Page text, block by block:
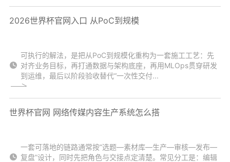
2026世界杯官网入口 从PoC到规模
可执行的解法，是把从PoC到规模化重构为一套施工工艺：先
对齐业务目标，再打通数据与架构底座，再用MLOps贯穿研发
到运维，最后以阶段验收替代“一次性交付...
世界杯官网 网络传媒内容生产系统怎么搭
一套可落地的链路通常按“选题—素材库—生产—审核—发布—
复盘”设计，同时先把角色与交接点定清楚。常见分工是：编辑